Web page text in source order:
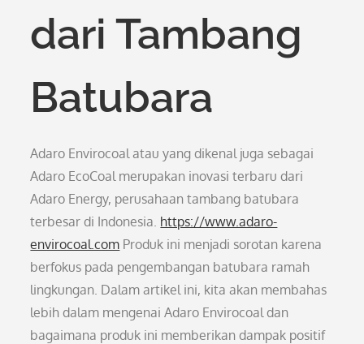
dari Tambang
Batubara
Adaro Envirocoal atau yang dikenal juga sebagai
Adaro EcoCoal merupakan inovasi terbaru dari
Adaro Energy, perusahaan tambang batubara
terbesar di Indonesia. https://www.adaro-
envirocoal.com Produk ini menjadi sorotan karena
berfokus pada pengembangan batubara ramah
lingkungan. Dalam artikel ini, kita akan membahas
lebih dalam mengenai Adaro Envirocoal dan
bagaimana produk ini memberikan dampak positif